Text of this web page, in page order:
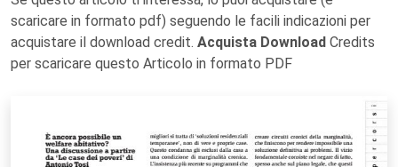
scaricare in formato pdf) seguendo le facili indicazioni per
acquistare il download credit. Acquista Download Credits
per scaricare questo Articolo in formato PDF